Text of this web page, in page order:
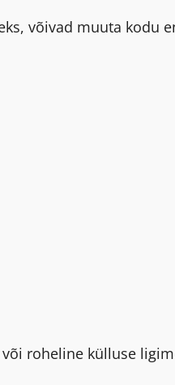
võivad muuta kodu
roheline külluse